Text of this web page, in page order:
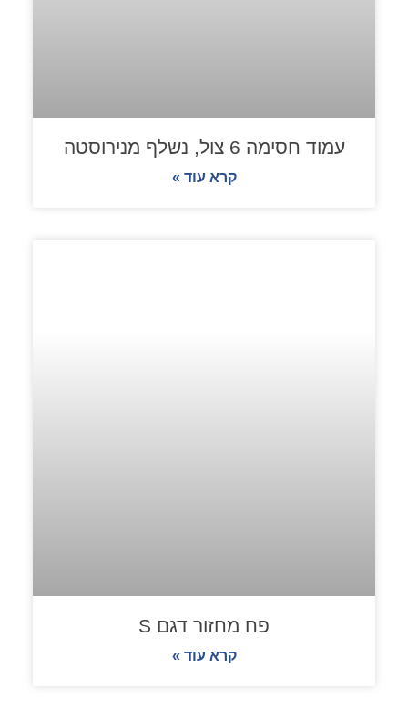
עמוד חסימה 6 צול, נשלף מנירוסטה
קרא עוד »
פח מחזור דגם S
קרא עוד »